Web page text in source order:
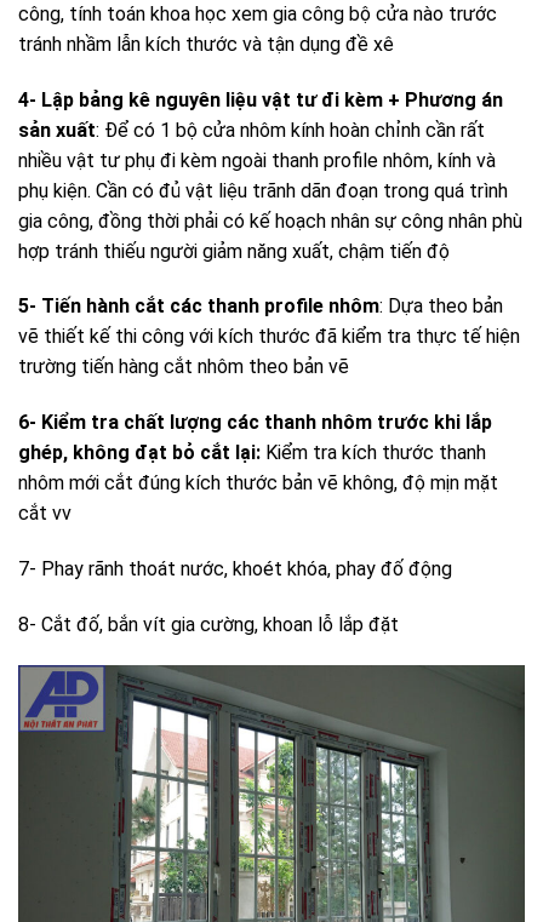
công, tính toán khoa học xem gia công bộ cửa nào trước
tránh nhầm lẫn kích thước và tận dụng đề xê
4- Lập bảng kê nguyên liệu vật tư đi kèm + Phương án
sản xuất: Để có 1 bộ cửa nhôm kính hoàn chỉnh cần rất
nhiều vật tư phụ đi kèm ngoài thanh profile nhôm, kính và
phụ kiện. Cần có đủ vật liệu trãnh dãn đoạn trong quá trình
gia công, đồng thời phải có kế hoạch nhân sự công nhân phù
hợp tránh thiếu người giảm năng xuất, chậm tiến độ
5- Tiến hành cắt các thanh profile nhôm: Dựa theo bản
vẽ thiết kế thi công với kích thước đã kiểm tra thực tế hiện
trường tiến hàng cắt nhôm theo bản vẽ
6- Kiểm tra chất lượng các thanh nhôm trước khi lắp
ghép, không đạt bỏ cắt lại: Kiểm tra kích thước thanh
nhôm mới cắt đúng kích thước bản vẽ không, độ mịn mặt
cắt vv
7- Phay rãnh thoát nước, khoét khóa, phay đố động
8- Cắt đố, bắn vít gia cường, khoan lỗ lắp đặt